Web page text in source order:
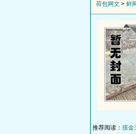
荷包网文 > 鲜
推荐阅读： 摸金